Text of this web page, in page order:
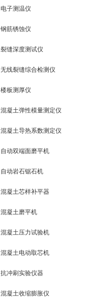
电子测温仪
钢筋锈蚀仪
裂缝深度测试仪
无线裂缝综合检测仪
楼板测厚仪
混凝土弹性模量测定仪
混凝土导热系数测定仪
自动双端面磨平机
自动岩石锯石机
混凝土芯样补平器
混凝土磨平机
混凝土压力试验机
混凝土电动取芯机
抗冲刷实验仪器
混凝土收缩膨胀仪